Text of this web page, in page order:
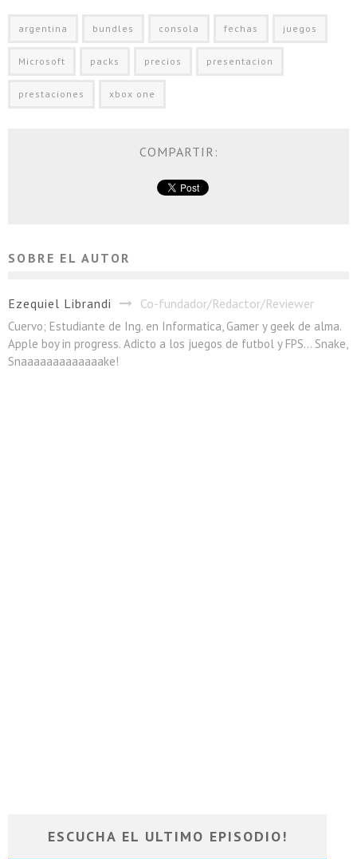
argentina bundles consola fechas juegos
Microsoft packs precios presentacion
prestaciones xbox one
COMPARTIR:
SOBRE EL AUTOR
Ezequiel Librandi Co-fundador/Redactor/Reviewer
Cuervo; Estudiante de Ing. en Informatica, Gamer y geek de alma.
Apple boy in progress. Adicto a los juegos de futbol y FPS... Snake,
Snaaaaaaaaaaaaake!
ESCUCHA EL ULTIMO EPISODIO!